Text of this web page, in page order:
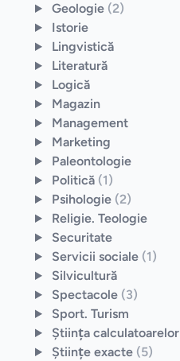
Geologie (2)
Istorie
Lingvistică
Literatură
Logică
Magazin
Management
Marketing
Paleontologie
Politică (1)
Psihologie (2)
Religie. Teologie
Securitate
Servicii sociale (1)
Silvicultură
Spectacole (3)
Sport. Turism
Ştiinţa calculatoarelor
Ştiinţe exacte (5)